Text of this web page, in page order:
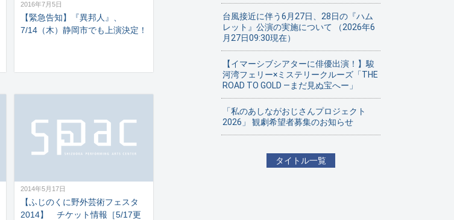
2016年7月5日
【緊急告知】『異邦人』、
7/14（木）静岡市でも上演決定！
2014年5月17日
【ふじのくに野外芸術フェスタ
2014】 チケット情報［5/17更
台風接近に伴う6月27日、28日の『ハム
レット』公演の実施について （2026年6
月27日09:30現在）
【イマーシブシアターに俳優出演！】駿
河湾フェリー×ミステリークルーズ「THE
ROAD TO GOLD ―まだ見ぬ宝へー」
「私のあしながおじさんプロジェクト
2026」 観劇希望者募集のお知らせ
タイトル一覧